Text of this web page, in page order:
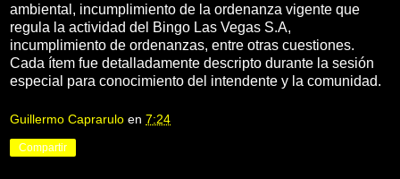
ambiental, incumplimiento de la ordenanza vigente que
regula la actividad del Bingo Las Vegas S.A,
incumplimiento de ordenanzas, entre otras cuestiones.
Cada ítem fue detalladamente descripto durante la sesión
especial para conocimiento del intendente y la comunidad.
Guillermo Caprarulo en 7:24
Compartir